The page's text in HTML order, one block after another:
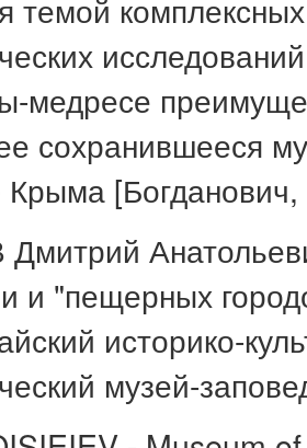
темой
медресе
сохранившееся
Крыма
и "пещерных
историко-
музей-